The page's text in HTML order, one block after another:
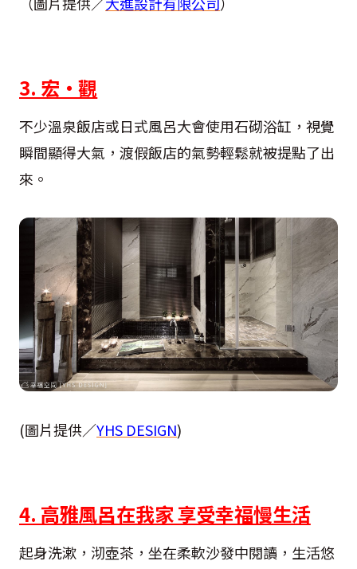
3. 宏‧觀
不少溫泉飯店或日式風呂大會使用石砌浴缸，視覺
瞬間顯得大氣，渡假飯店的氣勢輕鬆就被提點了出
來。
(圖片提供／YHS DESIGN)
4. 高雅風呂在我家 享受幸福慢生活
起身洗漱，沏壺茶，坐在柔軟沙發中閱讀，生活悠